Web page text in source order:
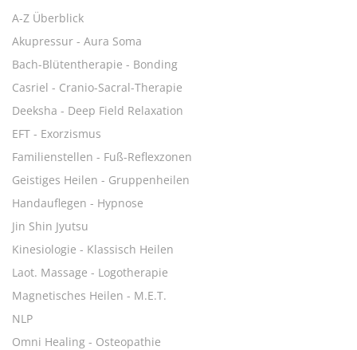
A-Z Überblick
Akupressur - Aura Soma
Bach-Blütentherapie - Bonding
Casriel - Cranio-Sacral-Therapie
Deeksha - Deep Field Relaxation
EFT - Exorzismus
Familienstellen - Fuß-Reflexzonen
Geistiges Heilen - Gruppenheilen
Handauflegen - Hypnose
Jin Shin Jyutsu
Kinesiologie - Klassisch Heilen
Laot. Massage - Logotherapie
Magnetisches Heilen - M.E.T.
NLP
Omni Healing - Osteopathie